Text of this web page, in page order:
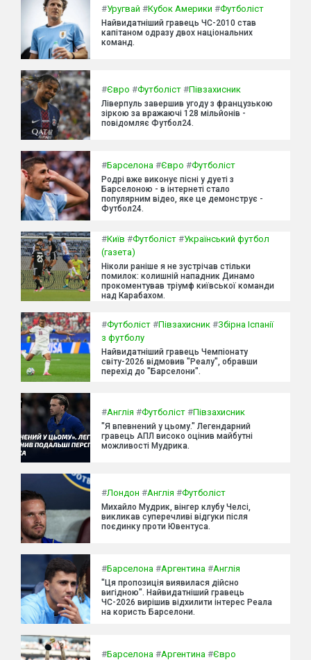
#Уругвай #Кубок Америки #Футболіст
Найвидатніший гравець ЧС-2010 став
капітаном одразу двох національних
команд.
#Євро #Футболіст #Півзахисник
Ліверпуль завершив угоду з французькою
зіркою за вражаючі 128 мільйонів -
повідомляє Футбол24.
#Барселона #Євро #Футболіст
Родрі вже виконує пісні у дуеті з
Барселоною - в інтернеті стало
популярним відео, яке це демонструє -
Футбол24.
#Київ #Футболіст #Український футбол
(газета)
Ніколи раніше я не зустрічав стільки
помилок: колишній нападник Динамо
прокоментував тріумф київської команди
над Карабахом.
#Футболіст #Півзахисник #Збірна Іспанії
з футболу
Найвидатніший гравець Чемпіонату
світу-2026 відмовив "Реалу", обравши
перехід до "Барселони".
#Англія #Футболіст #Півзахисник
"Я впевнений у цьому." Легендарний
гравець АПЛ високо оцінив майбутні
можливості Мудрика.
#Лондон #Англія #Футболіст
Михайло Мудрик, вінгер клубу Челсі,
викликав суперечливі відгуки після
поєдинку проти Ювентуса.
#Барселона #Аргентина #Англія
"Ця пропозиція виявилася дійсно
вигідною". Найвидатніший гравець
ЧС-2026 вирішив відхилити інтерес Реала
на користь Барселони.
#Барселона #Аргентина #Євро